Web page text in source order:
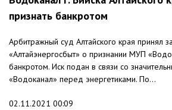
признать банкротом
Арбитражный суд Алтайского края принял
«Алтайэнергосбыт» о признании МУП
банкротом. Иск подан в связи со
«Водоканал» перед энергетиками. По...
02.11.2021 00:09